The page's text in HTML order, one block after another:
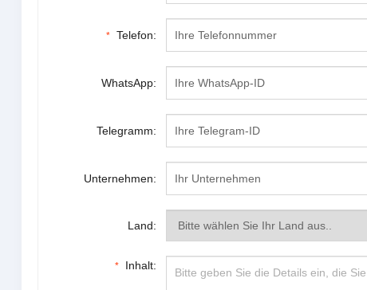
* Telefon:
WhatsApp:
Telegramm:
Unternehmen:
Land:
* Inhalt: